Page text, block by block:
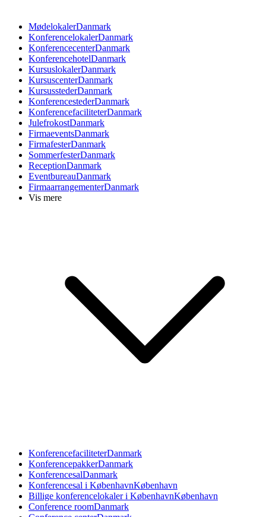
MødelokalerDanmark
KonferencelokalerDanmark
KonferencecenterDanmark
KonferencehotelDanmark
KursuslokalerDanmark
KursuscenterDanmark
KursusstederDanmark
KonferencestederDanmark
KonferencefaciliteterDanmark
JulefrokostDanmark
FirmaeventsDanmark
FirmafesterDanmark
SommerfesterDanmark
ReceptionDanmark
EventbureauDanmark
FirmaarrangementerDanmark
Vis mere
KonferencefaciliteterDanmark
KonferencepakkerDanmark
KonferencesalDanmark
Konferencesal i KøbenhavnKøbenhavn
Billige konferencelokaler i KøbenhavnKøbenhavn
Conference roomDanmark